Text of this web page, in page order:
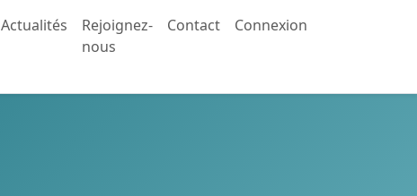
Actualités
Rejoignez-
nous
Contact Connexion